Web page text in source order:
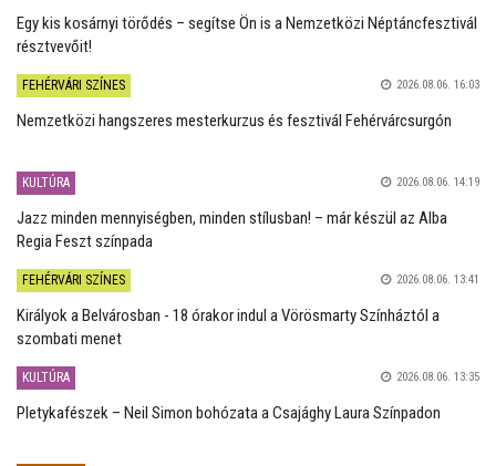
Egy kis kosárnyi törődés – segítse Ön is a Nemzetközi Néptáncfesztivál
résztvevőit!
FEHÉRVÁRI SZÍNES 2026.08.06. 16:03
Nemzetközi hangszeres mesterkurzus és fesztivál Fehérvárcsurgón
KULTÚRA 2026.08.06. 14:19
Jazz minden mennyiségben, minden stílusban! – már készül az Alba
Regia Feszt színpada
FEHÉRVÁRI SZÍNES 2026.08.06. 13:41
Királyok a Belvárosban - 18 órakor indul a Vörösmarty Színháztól a
szombati menet
KULTÚRA 2026.08.06. 13:35
Pletykafészek – Neil Simon bohózata a Csajághy Laura Színpadon